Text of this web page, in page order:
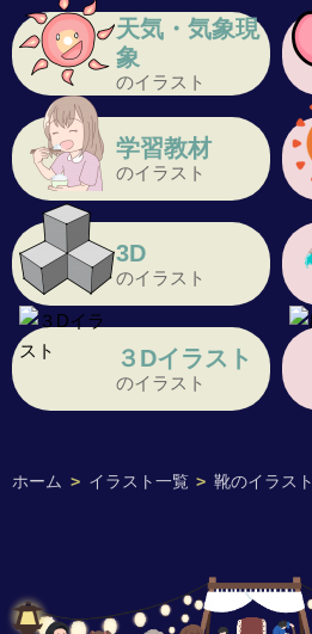
ホーム > イラスト一覧 > 靴のイラスト
天気・気象現
象
のイラスト
学習教材
のイラスト
3D
のイラスト
３Dイラスト
のイラスト